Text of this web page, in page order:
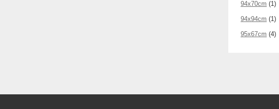
94x70cm (1)
94x94cm (1)
95x67cm (4)